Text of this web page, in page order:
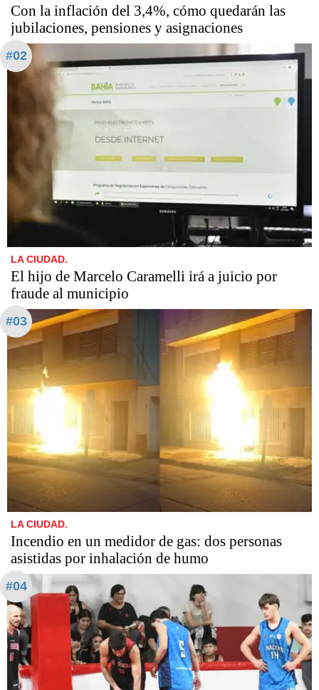
Con la inflación del 3,4%, cómo quedarán las
jubilaciones, pensiones y asignaciones
#02
LA CIUDAD.
​​​​​El hijo de Marcelo Caramelli irá a juicio por
fraude al municipio
#03
LA CIUDAD.
Incendio en un medidor de gas: dos personas
asistidas por inhalación de humo
#04